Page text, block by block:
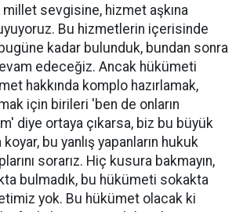
millet sevgisine, hizmet aşkına
Bu hizmetlerin içerisinde
kadar bulunduk, bundan sonra
edeceğiz. Ancak hükümeti
hakkında komplo hazırlamak,
için birileri 'ben de onların
diye ortaya çıkarsa, biz bu büyük
bu yanlış yapanların hukuk
sorarız. Hiç kusura bakmayın,
bulmadık, bu hükümeti sokakta
yok. Bu hükümet olacak ki